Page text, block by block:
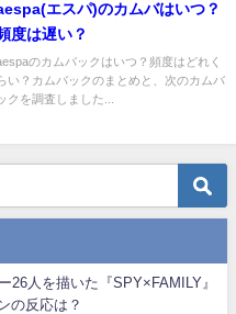
エスパ)のカムバはいつ？
度は遅い？
のカムバックはいつ？頻度はどれく
い？カムバックのまとめと、次のカムバ
クを調査しました...
26人を描いた『SPY×FAMILY』
の反応は？